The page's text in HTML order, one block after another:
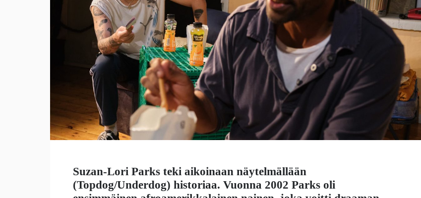
Suzan-Lori Parks teki aikoinaan näytelmällään
(Topdog/Underdog) historiaa. Vuonna 2002 Parks oli